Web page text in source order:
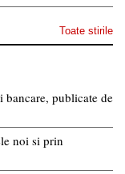
Toate stirile
publicate de
noi si prin